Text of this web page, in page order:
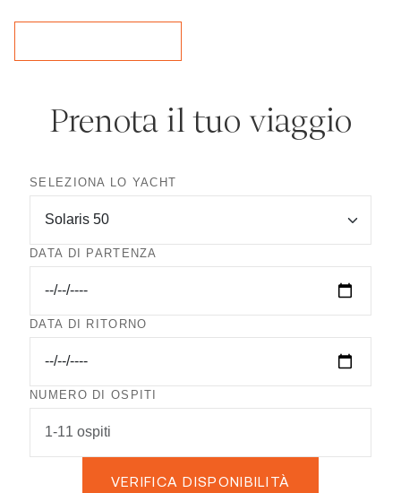
Prenota il tuo viaggio
SELEZIONA LO YACHT
DATA DI PARTENZA
DATA DI RITORNO
NUMERO DI OSPITI
VERIFICA DISPONIBILITÀ